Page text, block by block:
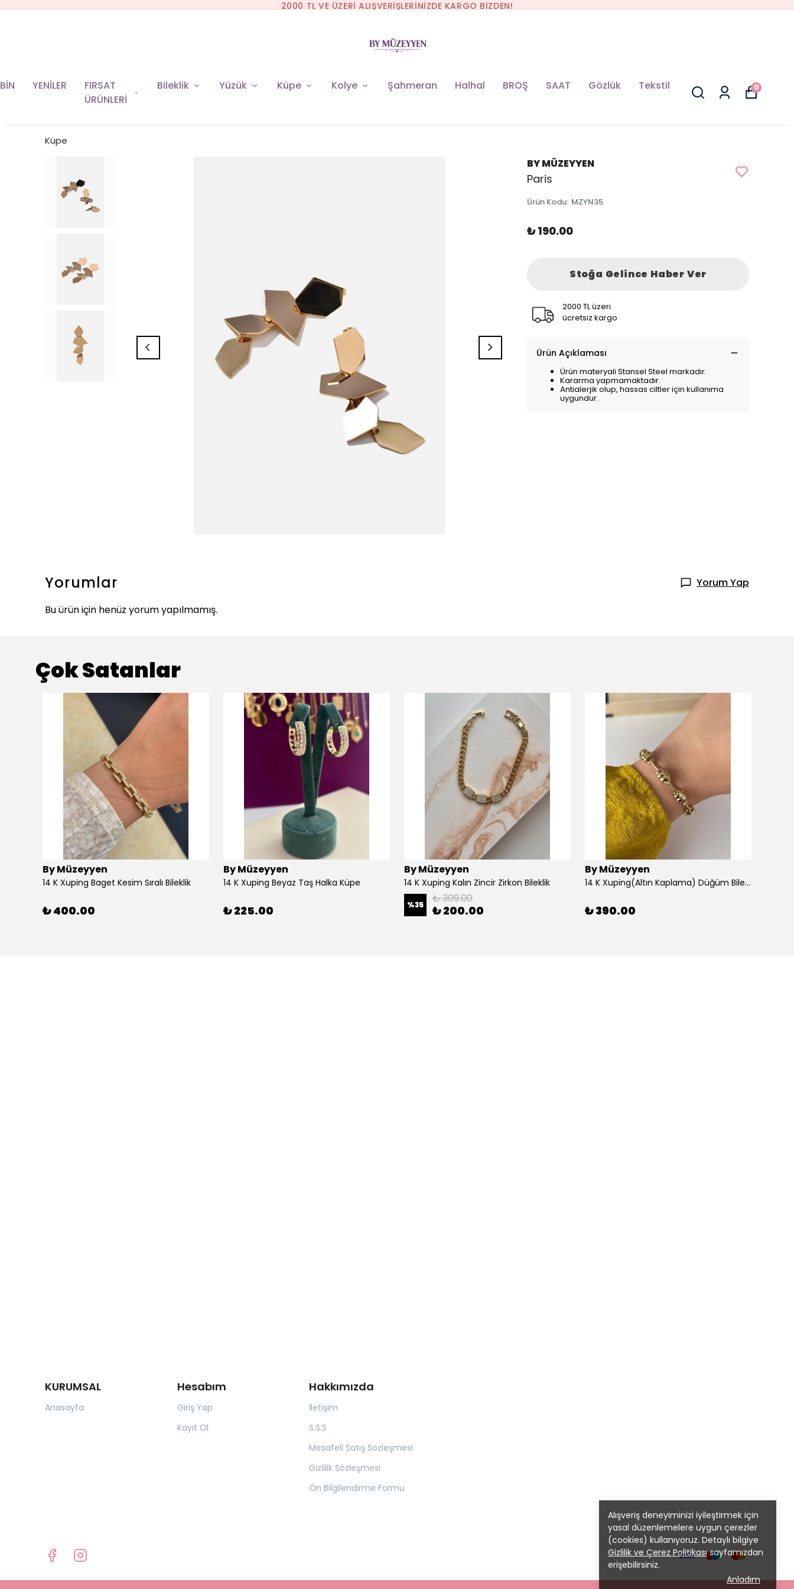
YENİLER
FIRSAT
ÜRÜNLERİ
Bileklik Yüzük Küpe Kolye Şahmeran Halhal BROŞ SAAT Gözlük Tekstil 0
Alışveriş deneyiminizi iyileştirmek için
yasal düzenlemelere uygun çerezler
(cookies) kullanıyoruz. Detaylı bilgiye
Gizlilik ve Çerez Politikasısayfamızdan
erişebilirsiniz.
Anladım
Küpe
BY MÜZEYYEN
Paris
Ürün Kodu: MZYN35
₺ 190.00
Stoğa Gelince Haber Ver
2000 TL üzeri
ücretsiz kargo
Ürün Açıklaması
Ürün materyali Stansel Steel markadır.
Kararma yapmamaktadır.
Antialerjik olup, hassas ciltler için kullanıma
uygundur.
Yorumlar
Yorum Yap
Bu ürün için henüz yorum yapılmamış.
Çok Satanlar
By Müzeyyen
14 K Xuping Baget Kesim Sıralı Bileklik
₺ 400.00
By Müzeyyen
14 K Xuping Beyaz Taş Halka Küpe
₺ 225.00
By Müzeyyen
14 K Xuping Kalın Zincir Zirkon Bileklik
%35 ₺ 309.00
₺ 200.00
By Müzeyyen
14 K Xuping(Altın Kaplama) Düğüm Bileklik
₺ 390.00
KURUMSAL
Anasayfa
Hesabım
Giriş Yap
Kayıt Ol
Hakkımızda
İletişim
S.S.S
Mesafeli Satış Sözleşmesi
Gizlilik Sözleşmesi
Ön Bilgilendirme Formu